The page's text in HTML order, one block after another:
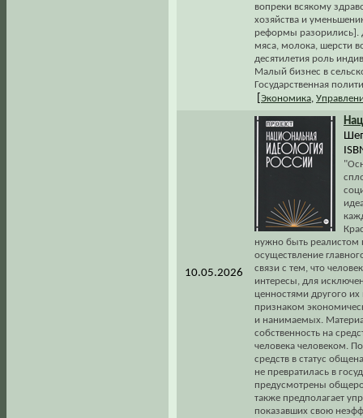
вопреки всякому
хозяйства и
реформы разорились].
мяса, молока, шерсти
десятилетия роль
Малый бизнес в
Государственная
Экономика
10.05.2026
нужно быть реалистом
осуществление
связи с тем, что
интересы, для
ценностями другого
признаком
и нанимаемых.
собственность на
человека человеком.
средств в статус
не превратилась в
предусмотрены
также предполагает
показавших свою